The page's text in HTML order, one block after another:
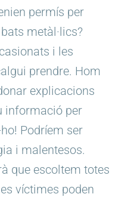
permís per
metàl·lics?
i les
prendre. Hom
explicacions
informació per
Podríem ser
i malentesos.
que escoltem totes
víctimes poden